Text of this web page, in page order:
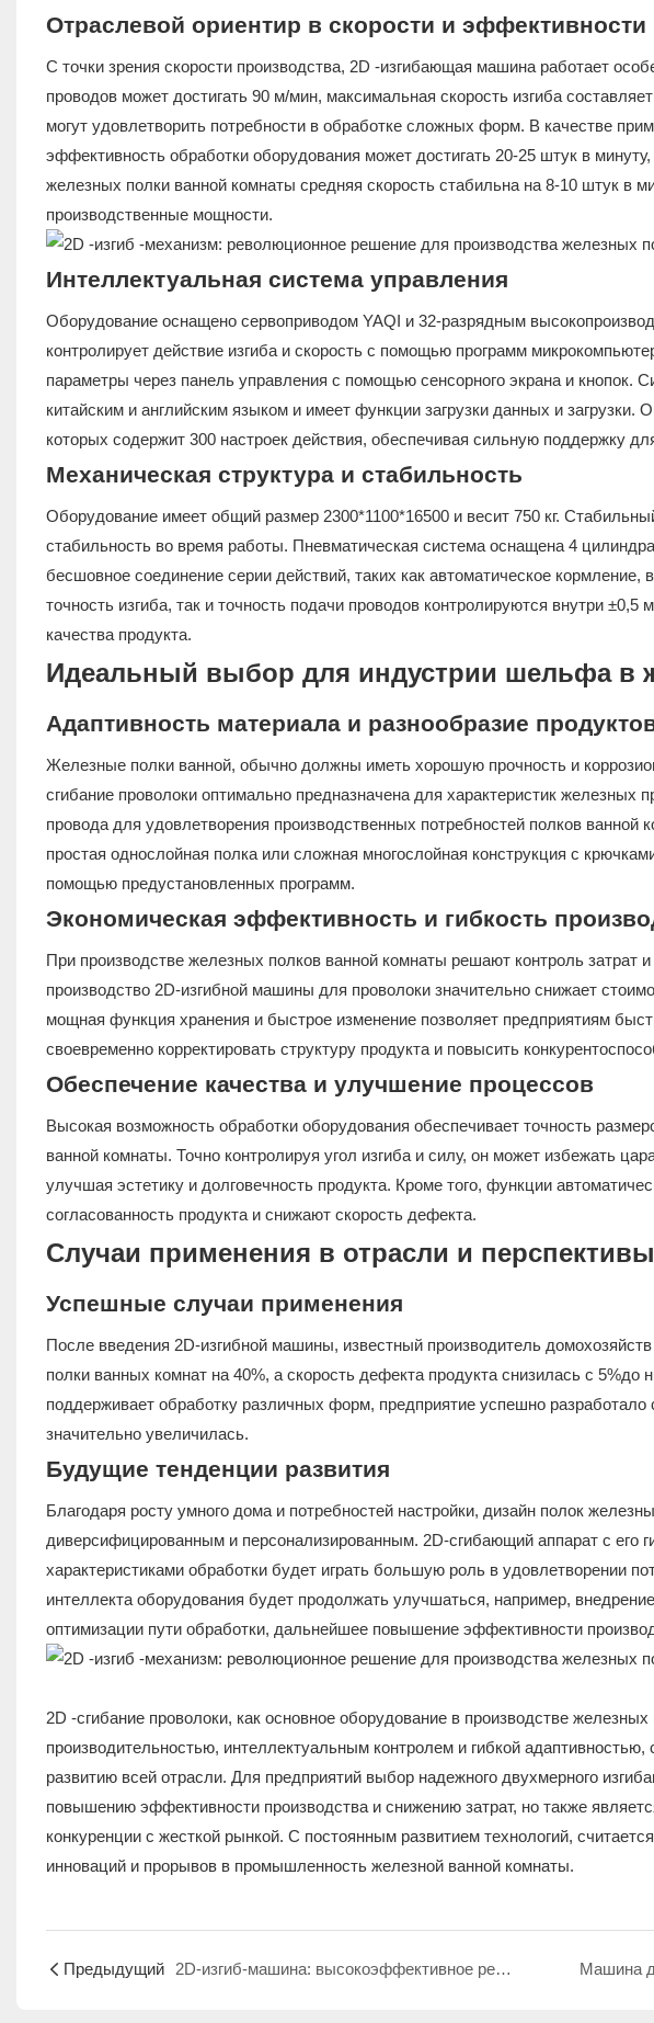
Отраслевой ориентир в скорости и эффективности
С точки зрения скорости производства, 2D -изгибающая машина работает
проводов может достигать 90 м/мин, максимальная скорость изгиба
могут удовлетворить потребности в обработке сложных форм. В качестве
эффективность обработки оборудования может достигать 20-25 штук в
железных полки ванной комнаты средняя скорость стабильна на 8-10 штук в
производственные мощности.
Интеллектуальная система управления
Оборудование оснащено сервоприводом YAQI и 32-разрядным
контролирует действие изгиба и скорость с помощью программ
параметры через панель управления с помощью сенсорного экрана и кнопок.
китайским и английским языком и имеет функции загрузки данных и загрузки.
которых содержит 300 настроек действия, обеспечивая сильную поддержку
Механическая структура и стабильность
Оборудование имеет общий размер 2300*1100*16500 и весит 750 кг.
стабильность во время работы. Пневматическая система оснащена 4
бесшовное соединение серии действий, таких как автоматическое
точность изгиба, так и точность подачи проводов контролируются внутри
качества продукта.
Идеальный выбор для индустрии шельфа в
Адаптивность материала и разнообразие
Железные полки ванной, обычно должны иметь хорошую прочность и
сгибание проволоки оптимально предназначена для характеристик
провода для удовлетворения производственных потребностей полков
простая однослойная полка или сложная многослойная конструкция с
помощью предустановленных программ.
Экономическая эффективность и гибкость
При производстве железных полков ванной комнаты решают контроль затрат
производство 2D-изгибной машины для проволоки значительно снижает
мощная функция хранения и быстрое изменение позволяет предприятиям
своевременно корректировать структуру продукта и повысить
Обеспечение качества и улучшение процессов
Высокая возможность обработки оборудования обеспечивает точность
ванной комнаты. Точно контролируя угол изгиба и силу, он может избежать
улучшая эстетику и долговечность продукта. Кроме того, функции
согласованность продукта и снижают скорость дефекта.
Случаи применения в отрасли и перспективы
Успешные случаи применения
После введения 2D-изгибной машины, известный производитель
полки ванных комнат на 40%, а скорость дефекта продукта снизилась с
поддерживает обработку различных форм, предприятие успешно
значительно увеличилась.
Будущие тенденции развития
Благодаря росту умного дома и потребностей настройки, дизайн полок
диверсифицированным и персонализированным. 2D-сгибающий аппарат с его
характеристиками обработки будет играть большую роль в удовлетворении
интеллекта оборудования будет продолжать улучшаться, например,
оптимизации пути обработки, дальнейшее повышение эффективности
2D -сгибание проволоки, как основное оборудование в производстве
производительностью, интеллектуальным контролем и гибкой
развитию всей отрасли. Для предприятий выбор надежного двухмерного
повышению эффективности производства и снижению затрат, но также
конкуренции с жесткой рынкой. С постоянным развитием технологий,
инноваций и прорывов в промышленность железной ванной комнаты.
Предыдущий 2D-изгиб-машина: высокоэффективное решение для производства душевого кэдди